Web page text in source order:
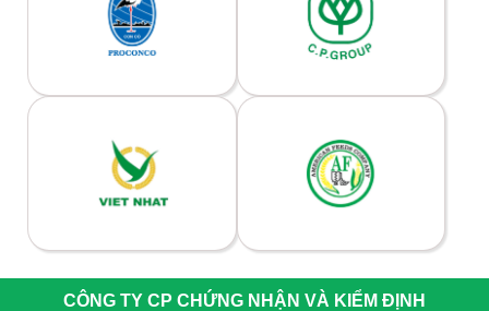
CÔNG TY CP CHỨNG NHẬN VÀ KIỂM ĐỊNH